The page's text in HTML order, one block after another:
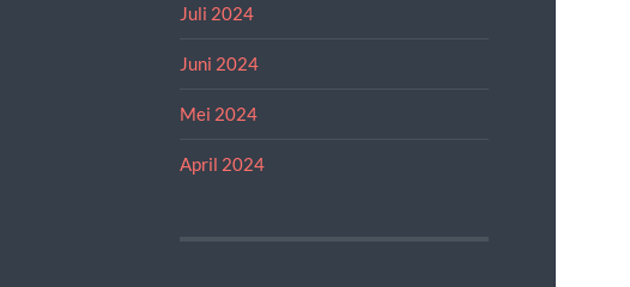
Juli 2024
Juni 2024
Mei 2024
April 2024